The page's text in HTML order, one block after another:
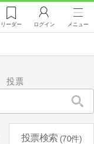
リーダー ログイン メニュー
投票
投票検索 70件